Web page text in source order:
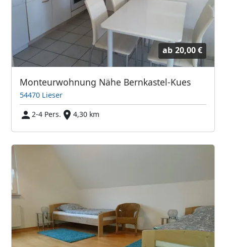
ab 20,00 €
Monteurwohnung Nähe Bernkastel-Kues
54470 Lieser
2-4 Pers.
4,30 km